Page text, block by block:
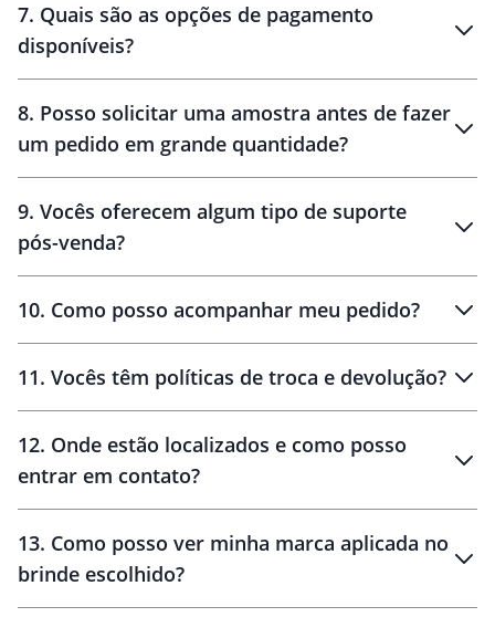
10 dias
brinde
48 horas
7. Quais são as opções de pagamento
disponíveis?
8. Posso solicitar uma amostra antes de fazer
um pedido em grande quantidade?
amostras
9. Vocês oferecem algum tipo de suporte
pós-venda?
10. Como posso acompanhar meu pedido?
11. Vocês têm políticas de troca e devolução?
30 dias
12. Onde estão localizados e como posso
entrar em contato?
13. Como posso ver minha marca aplicada no
brinde escolhido?